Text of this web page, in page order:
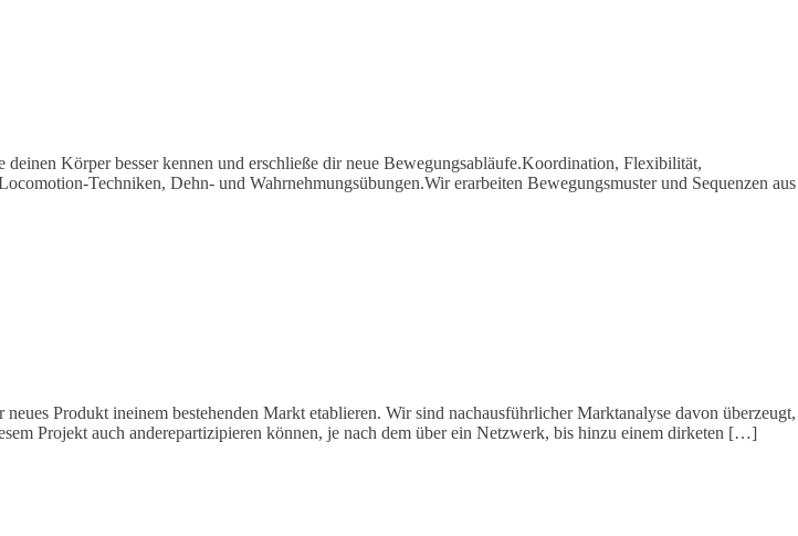
Körper besser kennen und erschließe dir neue Bewegungsabläufe.Koordination, Flexibilität,
Techniken, Dehn- und Wahrnehmungsübungen.Wir erarbeiten Bewegungsmuster und Sequenzen aus
Produkt ineinem bestehenden Markt etablieren. Wir sind nachausführlicher Marktanalyse davon überzeugt,
Projekt auch anderepartizipieren können, je nach dem über ein Netzwerk, bis hinzu einem dirketen […]